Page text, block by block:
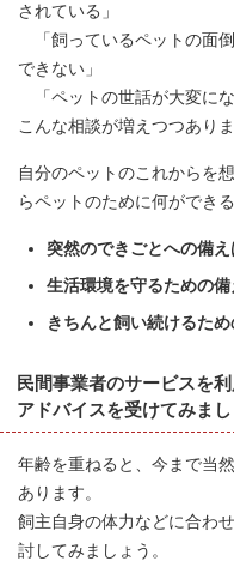
されている」
「飼っているペットの面
できない」
「ペットの世話が大変にな
こんな相談が増えつつありま
自分のペットのこれからを
らペットのために何ができ
突然のできごとへの備
生活環境を守るための
きちんと飼い続けるた
民間事業者のサービスを
アドバイスを受けてみまし
年齢を重ねると、今まで当
あります。
飼主自身の体力などに合わ
討してみましょう。